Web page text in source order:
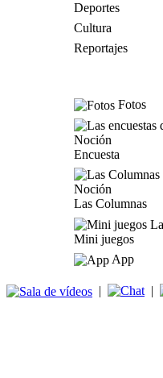
Deportes
Cultura
Reportajes
Fotos
Encuesta
Las Columnas
Mini juegos
App
| |